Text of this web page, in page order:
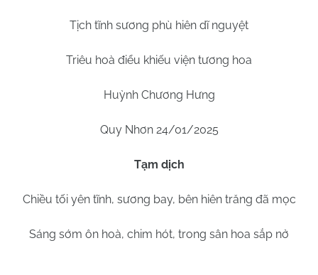
Tịch tĩnh sương phù hiên dĩ nguyệt
Triêu hoà điểu khiếu viện tương hoa
Huỳnh Chương Hưng
Quy Nhơn 24/01/2025
Tạm dịch
Chiều tối yên tĩnh, sương bay, bên hiên trăng đã mọc
Sáng sớm ôn hoà, chim hót, trong sân hoa sắp nở